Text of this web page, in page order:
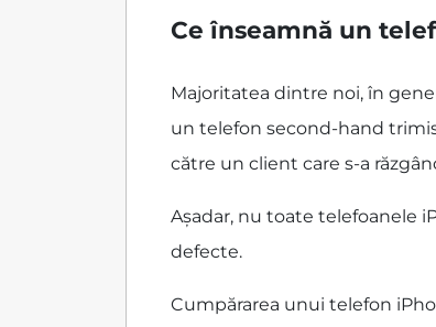
Ce înseamnă un
Majoritatea dintre noi, în
un telefon second-hand
către un client care s-a
Așadar, nu toate telefoanele
defecte.
Cumpărarea unui telefon